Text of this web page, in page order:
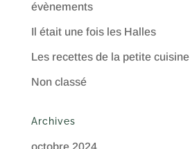
évènements
Il était une fois les Halles
Les recettes de la petite cuisine
Non classé
Archives
octobre 2024